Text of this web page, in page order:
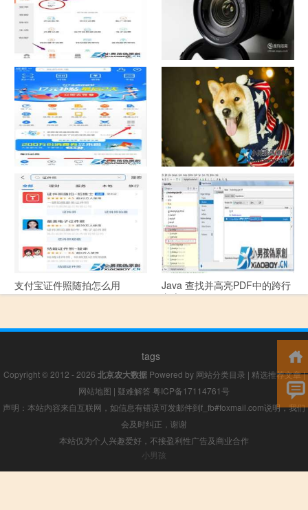
中国联通手机营业厅销户操作
指引
摄影作品的欣赏方法
支付宝怎么拍违章挣钱？
宠物定位器app开发可以解决哪
些问题？
支付宝证件照随拍怎么用
Java 查找并高亮PDF中的跨行
文本
tags
Copyright © 2012 - 2026 北京农大数据Powered by 网站分类目录 | 精选推荐文章|
网站地图 | 疑难解答 粤ICP备17114761号
声明：本站内容来自互联网，如信息有错误可发邮件到f_fb#foxmail.com说明，我们
会及时纠正，谢谢
本站仅为个人兴趣爱好，不接盈利性广告及商业合作
小男孩